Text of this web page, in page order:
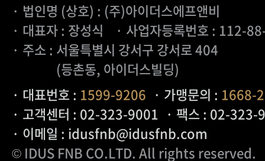
· 법인명 (상호) : (주)아이더스에프앤비
· 대표자 : 장성식
· 사업자등록번호 : 112-
· 주소 : 서울특별시 강서구 강서로 404
(등촌동, 아이더스빌딩)
· 대표번호 : 1599-9206 · 가맹문의 : 1668-
· 고객센터 : 02-323-9001 · 팩스 : 02-323-
· 이메일 : idusfnb@idusfnb.com
© IDUS FNB CO.LTD. All rights reserved.